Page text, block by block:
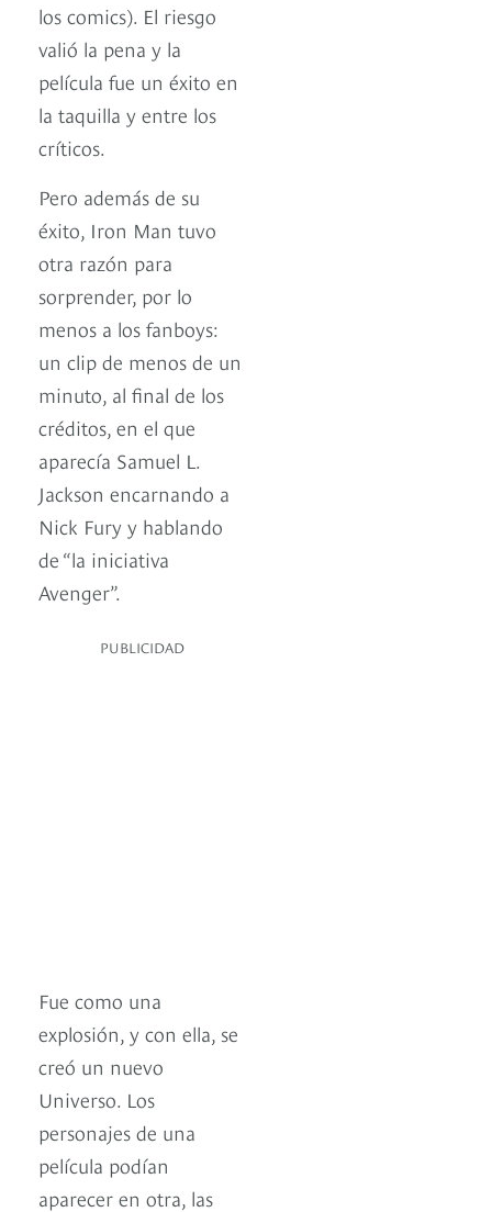
los comics). El riesgo
valió la pena y la
película fue un éxito en
la taquilla y entre los
críticos.
Pero además de su
éxito, Iron Man tuvo
otra razón para
sorprender, por lo
menos a los fanboys:
un clip de menos de un
minuto, al final de los
créditos, en el que
aparecía Samuel L.
Jackson encarnando a
Nick Fury y hablando
de “la iniciativa
Avenger”.
PUBLICIDAD
Fue como una
explosión, y con ella, se
creó un nuevo
Universo. Los
personajes de una
película podían
aparecer en otra, las